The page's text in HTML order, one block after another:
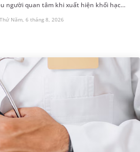
Thứ Năm, 6 tháng 8, 2026
người quan tâm khi xuất hiện khối hạch
ở vùng bẹn hoặc cơ quan sinh dục. Nếu
mới xuất hiện, kích th...